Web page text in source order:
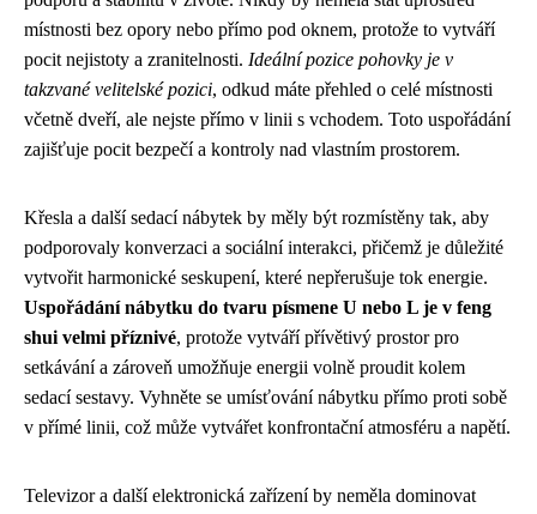
místnosti bez opory nebo přímo pod oknem, protože to vytváří
pocit nejistoty a zranitelnosti. Ideální pozice pohovky je v
takzvané velitelské pozici, odkud máte přehled o celé místnosti
včetně dveří, ale nejste přímo v linii s vchodem. Toto uspořádání
zajišťuje pocit bezpečí a kontroly nad vlastním prostorem.
Křesla a další sedací nábytek by měly být rozmístěny tak, aby
podporovaly konverzaci a sociální interakci, přičemž je důležité
vytvořit harmonické seskupení, které nepřerušuje tok energie.
Uspořádání nábytku do tvaru písmene U nebo L je v feng
shui velmi příznivé, protože vytváří přívětivý prostor pro
setkávání a zároveň umožňuje energii volně proudit kolem
sedací sestavy. Vyhněte se umísťování nábytku přímo proti sobě
v přímé linii, což může vytvářet konfrontační atmosféru a napětí.
Televizor a další elektronická zařízení by neměla dominovat